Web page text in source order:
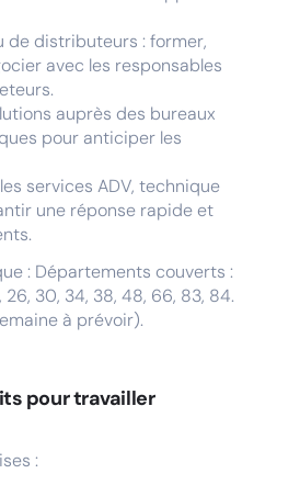
de distributeurs : former,
avec les responsables
auprès des bureaux
pour anticiper les
services ADV, technique
une réponse rapide et
: Départements couverts :
26, 30, 34, 38, 48, 66, 83, 84.
à prévoir).
pour travailler
: